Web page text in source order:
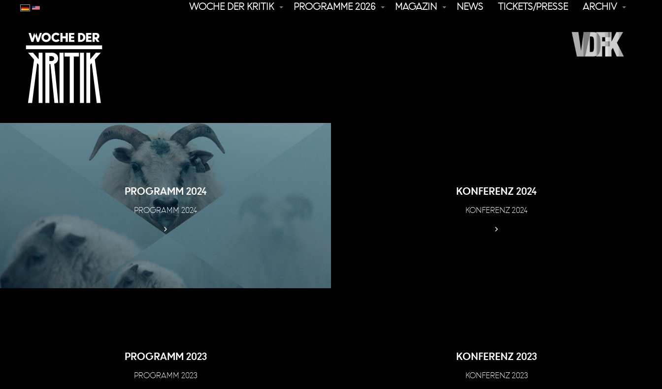
WOCHE DER KRITIK PROGRAMME 2026 MAGAZIN NEWS TICKETS/PRESSE ARCHIV
PROGRAMM 2024
PROGRAMM 2024
KONFERENZ 2024
KONFERENZ 2024
PROGRAMM 2023
PROGRAMM 2023
KONFERENZ 2023
KONFERENZ 2023